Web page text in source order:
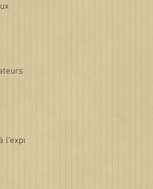
l'expo